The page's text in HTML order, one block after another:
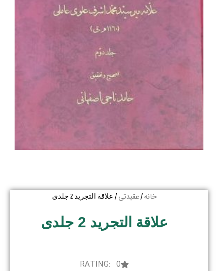
خانه/ عقیدتی/ علاقة التجرید 2 جلدی
علاقة التجرید 2 جلدی
RATING: 0